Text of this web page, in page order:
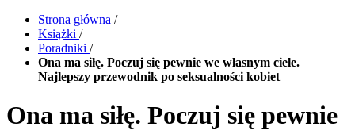
Strona główna /
Książki /
Poradniki /
Ona ma siłę. Poczuj się pewnie we własnym ciele.
Najlepszy przewodnik po seksualności kobiet
Ona ma siłę. Poczuj się pewnie